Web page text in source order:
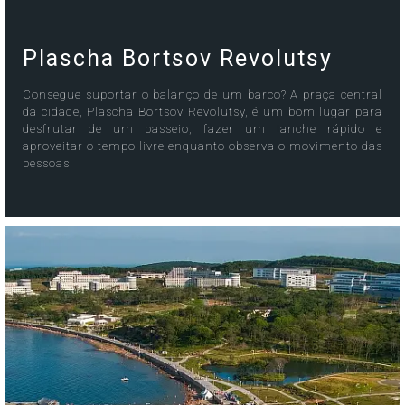
Plascha Bortsov Revolutsy
Consegue suportar o balanço de um barco? A praça central
da cidade, Plascha Bortsov Revolutsy, é um bom lugar para
desfrutar de um passeio, fazer um lanche rápido e
aproveitar o tempo livre enquanto observa o movimento das
pessoas.